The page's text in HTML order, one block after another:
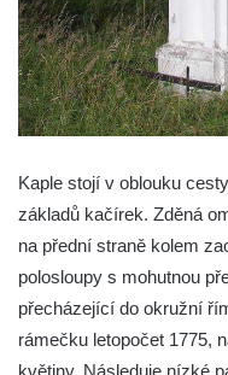
Annáše (U Kaifáše)
Křížová cesta Římov
brána
Křížová cesta Římov
Křížová cesta Římov
Cedronu
Křížová cesta Římov –
chromého žida
Křížová cesta Římov
svázán a ze zahrady
Kaple stojí v oblouku
základů kačírek. Zděná
na přední straně kolem
polosloupy s mohutnou
přecházející do okružní
rámečku letopočet 1775,